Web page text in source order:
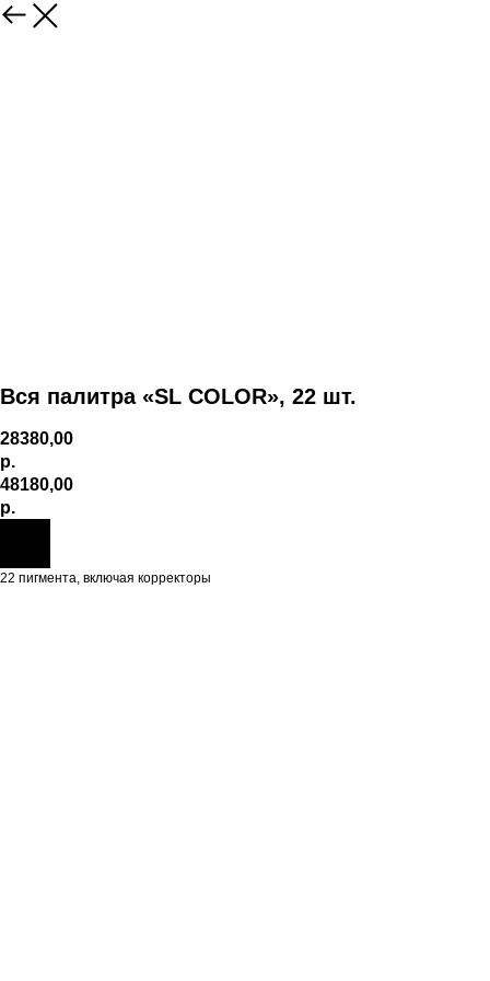
Вся палитра «SL COLOR», 22 шт.
28380,00
р.
48180,00
р.
22 пигмента, включая корректоры